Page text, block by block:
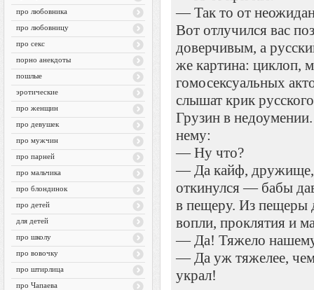
про любовника
про любовницу
про секс
порно анекдоты
пошлые
эротические
про женщин
про девушек
про мужчин
про парней
про мальчика
про блондинок
про детей
для детей
про школу
про вовочку
про штирлица
про Чапаева
— Так то от
Вот отлучился вас
доверчивым, а
же картина: циклоп,
гомосексуальных
слышат крик
Грузин в
нему:
— Ну что?
— Да кайф, дружище,
откинулся — бабы
в пещеру. Из пещеры
вопли, проклятия и
— Да! Тяжело
— Да уж тяжелее,
украл!